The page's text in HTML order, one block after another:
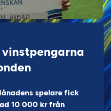
spelare fick
10 000 kr från